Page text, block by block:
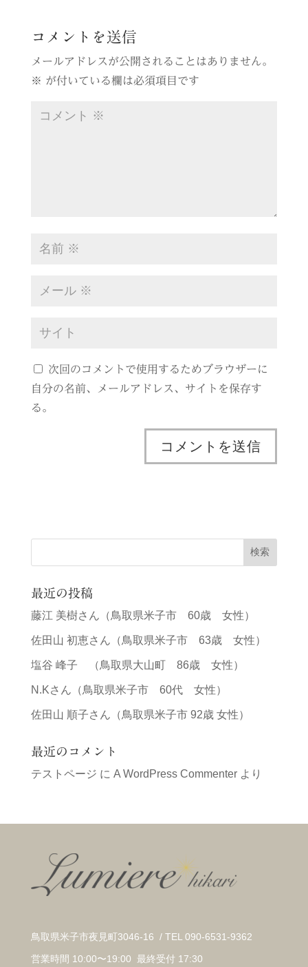
コメントを送信
メールアドレスが公開されることはありません。
※ が付いている欄は必須項目です
次回のコメントで使用するためブラウザーに
自分の名前、メールアドレス、サイトを保存す
る。
最近の投稿
藤江 美樹さん（鳥取県米子市 60歳 女性）
佐田山 初恵さん（鳥取県米子市 63歳 女性）
塩谷 峰子 （鳥取県大山町 86歳 女性）
N.Kさん（鳥取県米子市 60代 女性）
佐田山 順子さん（鳥取県米子市 92歳 女性）
最近のコメント
テストページ に A WordPress Commenterより
鳥取県米子市夜見町3046-16 / TEL 090-6531-9362
営業時間 10:00〜19:00 最終受付 17:30